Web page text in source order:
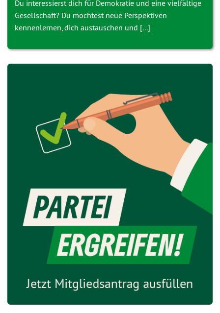
Du interessierst dich für Demokratie und eine vielfältige
Gesellschaft? Du möchtest neue Perspektiven
kennenlernen, dich austauschen und [...]